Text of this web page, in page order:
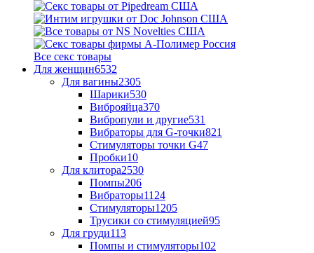
Все секс товары
Для женщин6532
Для вагины2305
Шарики530
Виброяйца370
Вибропули и другие531
Вибраторы для G-точки821
Стимуляторы точки G47
Пробки10
Для клитора2530
Помпы206
Вибраторы1124
Стимуляторы1205
Трусики со стимуляцией95
Для груди113
Помпы и стимуляторы102